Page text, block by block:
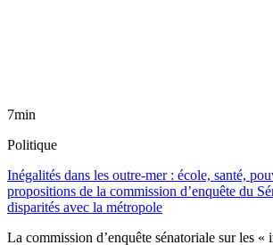
7min
Politique
Inégalités dans les outre-mer : école, santé,
propositions de la commission d’enquête du
disparités avec la métropole
La commission d’enquête sénatoriale sur les «